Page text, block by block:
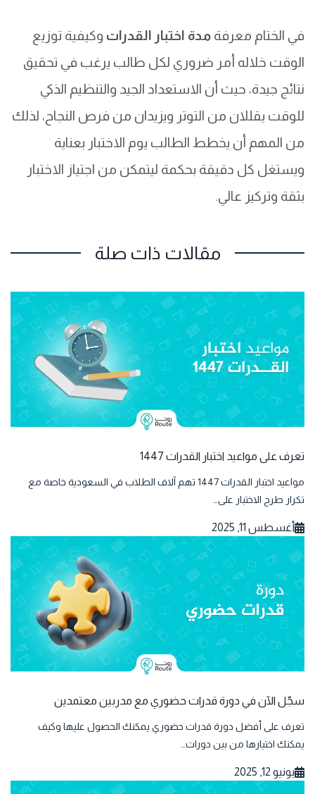
في الختام معرفة مدة اختبار القدرات وكيفية توزيع
الوقت خلاله أمر ضروري لكل طالب يرغب في تحقيق
نتائج جيدة، حيث أن الاستعداد الجيد والتنظيم الذكي
للوقت يقللان من التوتر ويزيدان من فرص النجاح، لذلك
من المهم أن يخطط الطالب يوم الاختبار بعناية
ويستغل كل دقيقة بحكمة ليتمكن من اجتياز الاختبار
بثقة وتركيز عالي.
مقالات ذات صلة
تعرف على مواعيد اختبار القدرات 1447
مواعيد اختبار القدرات 1447 تهم آلاف الطلاب في السعودية خاصة مع
تكرار طرح الاختبار على…
أغسطس 11, 2025
سجّل الآن في دورة قدرات حضوري مع مدربين معتمدين
تعرف على أفضل دورة قدرات حضوري يمكنك الحصول عليها وكيف
يمكنك اختيارها من بين دورات…
يونيو 12, 2025